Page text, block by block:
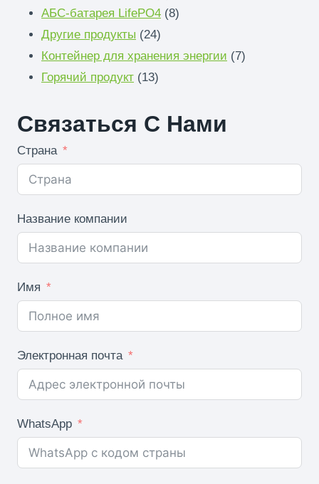
продукты
АБС-батарея LifePO4 88
Другие продукты 2424
продукты
Контейнер для хранения энергии 77
Горячий продукт 1313
Связаться С Нами
Страна
Название компании
Имя
Электронная почта
WhatsApp